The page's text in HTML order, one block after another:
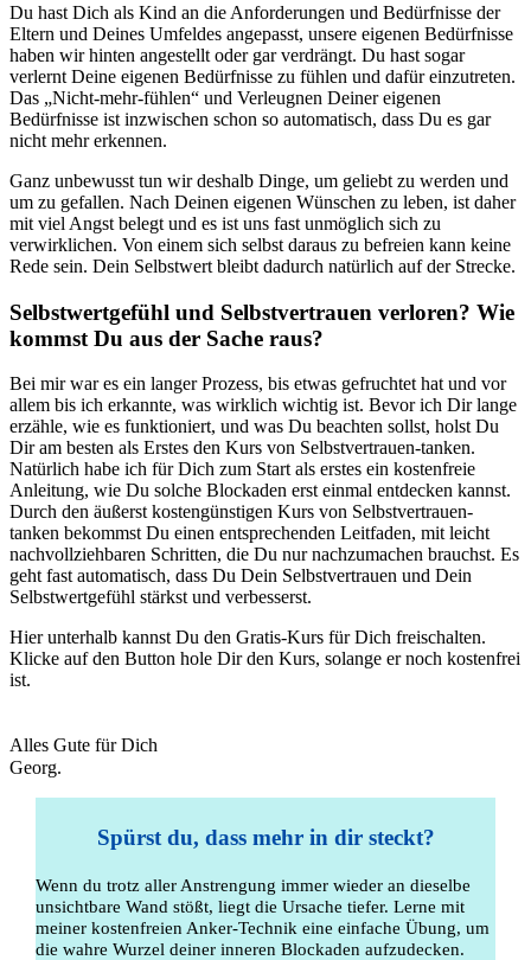
Du hast Dich als Kind an die Anforderungen und Bedürfnisse der
Eltern und Deines Umfeldes angepasst, unsere eigenen Bedürfnisse
haben wir hinten angestellt oder gar verdrängt. Du hast sogar
verlernt Deine eigenen Bedürfnisse zu fühlen und dafür einzutreten.
Das „Nicht-mehr-fühlen“ und Verleugnen Deiner eigenen
Bedürfnisse ist inzwischen schon so automatisch, dass Du es gar
nicht mehr erkennen.
Ganz unbewusst tun wir deshalb Dinge, um geliebt zu werden und
um zu gefallen. Nach Deinen eigenen Wünschen zu leben, ist daher
mit viel Angst belegt und es ist uns fast unmöglich sich zu
verwirklichen. Von einem sich selbst daraus zu befreien kann keine
Rede sein. Dein Selbstwert bleibt dadurch natürlich auf der Strecke.
Selbstwertgefühl und Selbstvertrauen verloren? Wie
kommst Du aus der Sache raus?
Bei mir war es ein langer Prozess, bis etwas gefruchtet hat und vor
allem bis ich erkannte, was wirklich wichtig ist. Bevor ich Dir lange
erzähle, wie es funktioniert, und was Du beachten sollst, holst Du
Dir am besten als Erstes den Kurs von Selbstvertrauen-tanken.
Natürlich habe ich für Dich zum Start als erstes ein kostenfreie
Anleitung, wie Du solche Blockaden erst einmal entdecken kannst.
Durch den äußerst kostengünstigen Kurs von Selbstvertrauen-
tanken bekommst Du einen entsprechenden Leitfaden, mit leicht
nachvollziehbaren Schritten, die Du nur nachzumachen brauchst. Es
geht fast automatisch, dass Du Dein Selbstvertrauen und Dein
Selbstwertgefühl stärkst und verbesserst.
Hier unterhalb kannst Du den Gratis-Kurs für Dich freischalten.
Klicke auf den Button hole Dir den Kurs, solange er noch kostenfrei
ist.
Alles Gute für Dich
Georg.
Spürst du, dass mehr in dir steckt?
Wenn du trotz aller Anstrengung immer wieder an dieselbe
unsichtbare Wand stößt, liegt die Ursache tiefer. Lerne mit
meiner kostenfreien Anker-Technik eine einfache Übung, um
die wahre Wurzel deiner inneren Blockaden aufzudecken.